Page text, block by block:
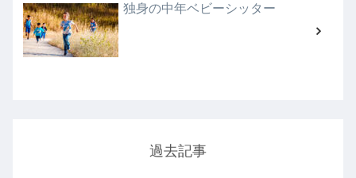
独身の中年ベビーシッター
過去記事